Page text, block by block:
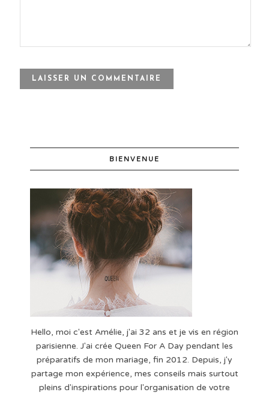
BIENVENUE
Hello, moi c'est Amélie, j'ai 32 ans et je vis en région
parisienne. J'ai crée Queen For A Day pendant les
préparatifs de mon mariage, fin 2012. Depuis, j'y
partage mon expérience, mes conseils mais surtout
pleins d'inspirations pour l'organisation de votre